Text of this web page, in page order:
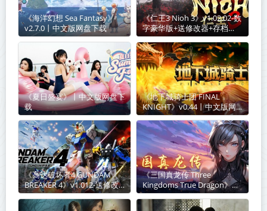
《海洋幻想 Sea Fantasy》
v2.7.0丨中文版网盘下载
《仁王3 Nioh 3》v1.02.02-数
字豪华版+送修改器+存档
【单机+联机】丨中文版网盘
下载
《夏日盛宴》丨中文版网盘下
载
《地下城骑士团 FINAL
KNIGHT》v0.44丨中文版网
盘下载
《高达破坏者4 GUNDAM
BREAKER 4》v1.012-送修改
器【PC/手机双端】丨中文版
网盘下载
《三国真龙传 Three
Kingdoms True Dragon》
v4.02丨中文版网盘下载